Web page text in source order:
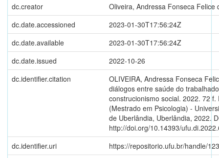
dc.creator
Oliveira, Andressa Fonseca Felice
dc.date.accessioned
2023-01-30T17:56:24Z
dc.date.available
2023-01-30T17:56:24Z
dc.date.issued
2022-10-26
dc.identifier.citation
OLIVEIRA, Andressa Fonseca
diálogos entre saúde do
construcionismo social. 2022. 72 f.
(Mestrado em Psicologia) -
de Uberlândia, Uberlândia, 2022.
http://doi.org/10.14393/
dc.identifier.uri
https://repositorio.ufu.br/handle/